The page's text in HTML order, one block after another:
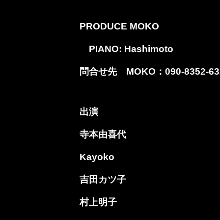
PRODUCE MOKO
PIANO: Hashimoto
問合せ先 MOKO：090-8352-
出演
寺本由喜代
Kayoko
吉田カツ子
村上明子